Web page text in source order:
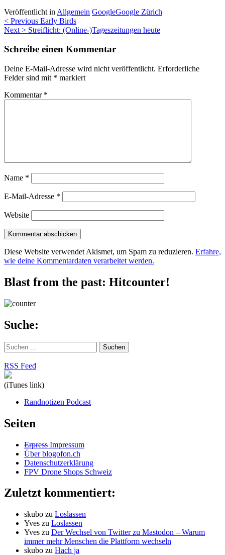
Veröffentlicht in Allgemein GoogleGoogle Zürich
Beitragsnavigation
< Previous Early Birds
Next > Streiflicht: (Online-)Tageszeitungen heute
Schreibe einen Kommentar
Deine E-Mail-Adresse wird nicht veröffentlicht. Erforderliche
Felder sind mit * markiert
Kommentar *
Name *
E-Mail-Adresse *
Website
Diese Website verwendet Akismet, um Spam zu reduzieren. Erfahre,
wie deine Kommentardaten verarbeitet werden.
Blast from the past: Hitcounter!
Suche:
Suchen
nach:
RSS Feed
(iTunes link)
Randnotizen Podcast
Seiten
Erpress Impressum
Über blogofon.ch
Datenschutzerklärung
FPV Drone Shops Schweiz
Zuletzt kommentiert:
skubo zu Loslassen
Yves zu Loslassen
Yves zu Der Wechsel von Twitter zu Mastodon – Warum
immer mehr Menschen die Plattform wechseln
skubo zu Hach ja